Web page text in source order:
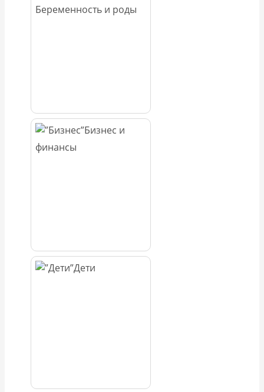
Беременность и роды
Бизнес и
финансы
Дети